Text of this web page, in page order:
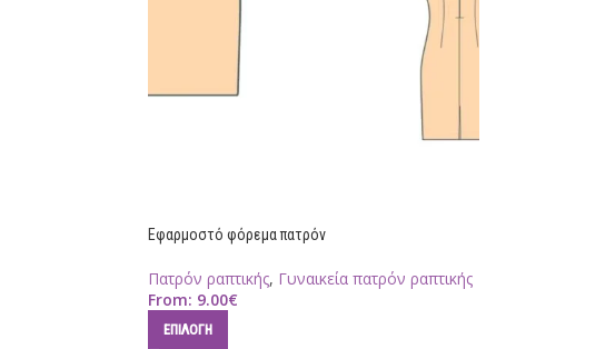
Εφαρμοστό φόρεμα πατρόν
Πατρόν ραπτικής, Γυναικεία πατρόν ραπτικής
From: 9.00€
ΕΠΙΛΟΓΉ